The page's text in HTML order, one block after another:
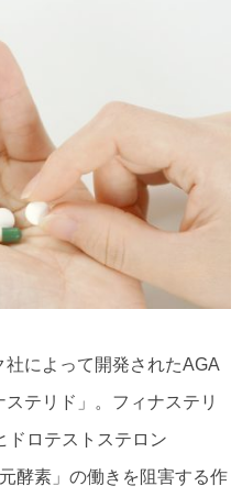
によって開発されたAGA
テリド」。フィナステリ
ドロテストステロン
酵素」の働きを阻害する作